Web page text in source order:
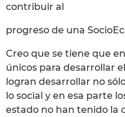
contribuir al
progreso de una
Creo que se tiene que
únicos para desarrollar
logran desarrollar no
lo social y en esa parte
estado no han tenido la